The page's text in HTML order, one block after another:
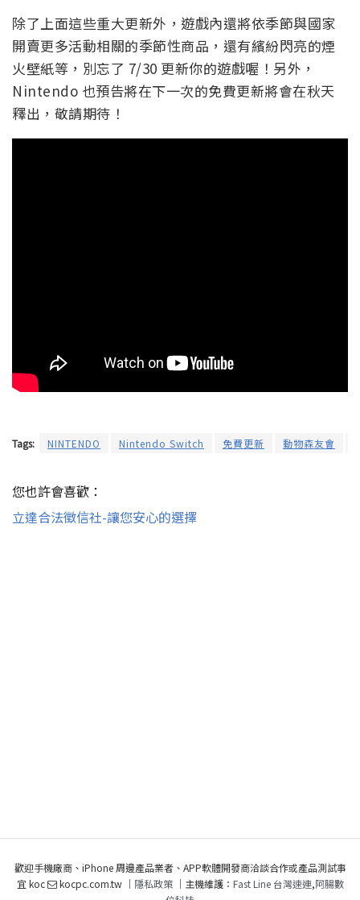
除了上面這些重大更新外，遊戲內還將依季節與國家
開賣更多活動相關的季節性商品，還有繽紛閃亮的煙
火壁紙等，別忘了 7/30 更新你的遊戲喔！另外，
Nintendo 也預告將在下一次的免費更新將會在秋天
釋出，敬請期待！
Tags: NINTENDO Nintendo Switch 免費更新 動物森友會
您也許會喜歡：
立達合法徵信社-讓您安心的選擇
歡迎手機廠商、iPhone 周邊產品業者、APP軟體開發商洽談合作或產品測試事
宜 koc
kocpc.com.tw ｜ 隱私政策｜主機維護： Fast Line 台灣速連,阿腸數